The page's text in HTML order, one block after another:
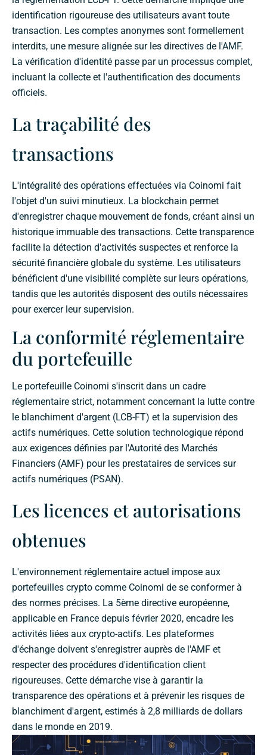
identification rigoureuse des utilisateurs avant toute
transaction. Les comptes anonymes sont formellement
interdits, une mesure alignée sur les directives de l'AMF.
La vérification d'identité passe par un processus complet,
incluant la collecte et l'authentification des documents
officiels.
La traçabilité des
transactions
L'intégralité des opérations effectuées via Coinomi fait
l'objet d'un suivi minutieux. La blockchain permet
d'enregistrer chaque mouvement de fonds, créant ainsi un
historique immuable des transactions. Cette transparence
facilite la détection d'activités suspectes et renforce la
sécurité financière globale du système. Les utilisateurs
bénéficient d'une visibilité complète sur leurs opérations,
tandis que les autorités disposent des outils nécessaires
pour exercer leur supervision.
La conformité réglementaire
du portefeuille
Le portefeuille Coinomi s'inscrit dans un cadre
réglementaire strict, notamment concernant la lutte contre
le blanchiment d'argent (LCB-FT) et la supervision des
actifs numériques. Cette solution technologique répond
aux exigences définies par l'Autorité des Marchés
Financiers (AMF) pour les prestataires de services sur
actifs numériques (PSAN).
Les licences et autorisations
obtenues
L'environnement réglementaire actuel impose aux
portefeuilles crypto comme Coinomi de se conformer à
des normes précises. La 5ème directive européenne,
applicable en France depuis février 2020, encadre les
activités liées aux crypto-actifs. Les plateformes
d'échange doivent s'enregistrer auprès de l'AMF et
respecter des procédures d'identification client
rigoureuses. Cette démarche vise à garantir la
transparence des opérations et à prévenir les risques de
blanchiment d'argent, estimés à 2,8 milliards de dollars
dans le monde en 2019.